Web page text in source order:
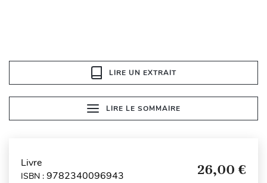
LIRE UN EXTRAIT
LIRE LE SOMMAIRE
Livre
ISBN : 9782340096943 26,00 €